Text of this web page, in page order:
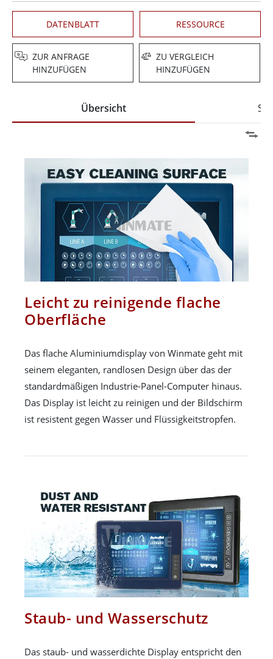
DATENBLATT RESSOURCE
ZUR ANFRAGE
HINZUFÜGEN
ZU VERGLEICH
HINZUFÜGEN
Übersicht
Leicht zu reinigende flache
Oberfläche
Das flache Aluminiumdisplay von Winmate geht mit
seinem eleganten, randlosen Design über das der
standardmäßigen Industrie-Panel-Computer hinaus.
Das Display ist leicht zu reinigen und der Bildschirm
ist resistent gegen Wasser und Flüssigkeitstropfen.
Staub- und Wasserschutz
Das staub- und wasserdichte Display entspricht den